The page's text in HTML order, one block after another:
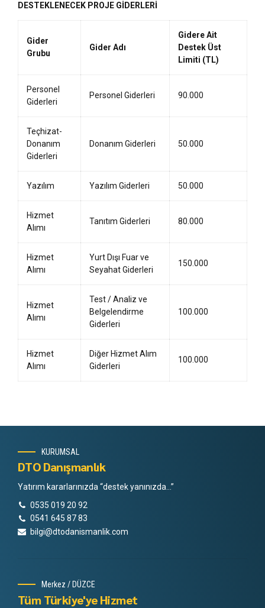
DESTEKLENECEK PROJE GİDERLERİ
Gider
Grubu
Gider Adı
Gidere Ait
Destek Üst
Limiti (TL)
Personel
Giderleri
Personel Giderleri 90.000
Teçhizat-
Donanım
Giderleri
Donanım Giderleri 50.000
Yazılım Yazılım Giderleri 50.000
Hizmet
Alımı
Tanıtım Giderleri 80.000
Hizmet
Alımı
Yurt Dışı Fuar ve
Seyahat Giderleri
150.000
Hizmet
Alımı
Test / Analiz ve
Belgelendirme
Giderleri
100.000
Hizmet
Alımı
Diğer Hizmet Alım
Giderleri
100.000
KURUMSAL
DTO Danışmanlık
Yatırım kararlarınızda “destek yanınızda…”
0535 019 20 92
0541 645 87 83
bilgi@dtodanismanlik.com
Merkez / DÜZCE
Tüm Türkiye'ye Hizmet